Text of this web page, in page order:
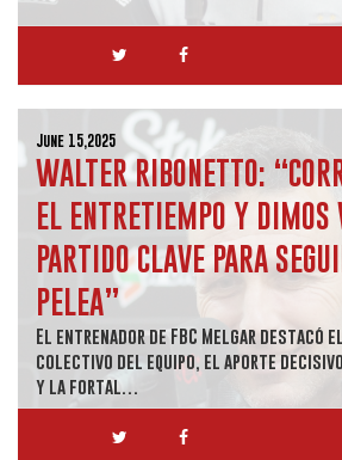
June 15,2025
WALTER RIBONETTO:
EL ENTRETIEMPO Y DIMOS
PARTIDO CLAVE PARA
PELEA”
El entrenador de FBC Melgar destacó
colectivo del equipo, el aporte
y la fortal…